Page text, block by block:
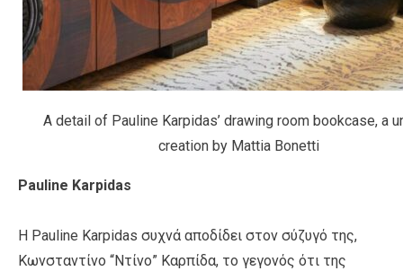
A detail of Pauline Karpidas’ drawing room bookcase, a
creation by Mattia Bonetti
Pauline Karpidas
Η Pauline Karpidas συχνά αποδίδει στον σύζυγό της,
Κωνσταντίνο “Ντίνο” Καρπίδα, το γεγονός ότι της